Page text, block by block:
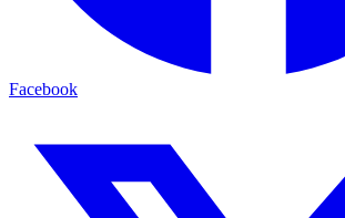
Facebook